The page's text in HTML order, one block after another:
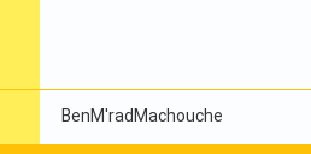
BenM'radMachouche